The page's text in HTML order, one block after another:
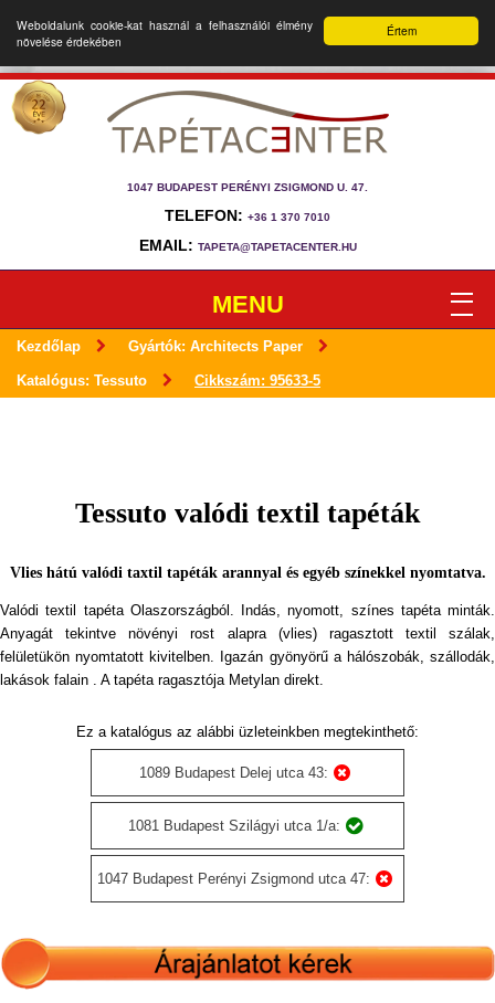
Értem
Weboldalunk cookie-kat használ a felhasználói élmény
növelése érdekében
1047 BUDAPEST PERÉNYI ZSIGMOND U. 47.
TELEFON: +36 1 370 7010
EMAIL: TAPETA@TAPETACENTER.HU
MENU
Kezdőlap Gyártók: Architects Paper
Katalógus: Tessuto Cikkszám: 95633-5
Tessuto valódi textil tapéták
Vlies hátú valódi taxtil tapéták arannyal és egyéb színekkel nyomtatva.
Valódi textil tapéta Olaszországból. Indás, nyomott, színes tapéta minták.
Anyagát tekintve növényi rost alapra (vlies) ragasztott textil szálak,
felületükön nyomtatott kivitelben. Igazán gyönyörű a hálószobák, szállodák,
lakások falain . A tapéta ragasztója Metylan direkt.
Ez a katalógus az alábbi üzleteinkben megtekinthető:
1089 Budapest Delej utca 43:
1081 Budapest Szilágyi utca 1/a:
1047 Budapest Perényi Zsigmond utca 47: